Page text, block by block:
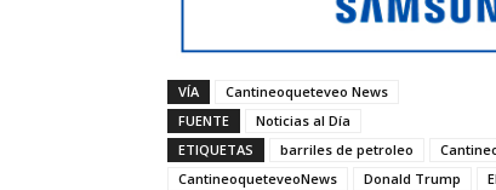
VÍA
Cantineoqueteveo News
FUENTE
Noticias al Día
ETIQUETAS
barriles de petroleo
CantineoqueteveoNews
Donald Trump